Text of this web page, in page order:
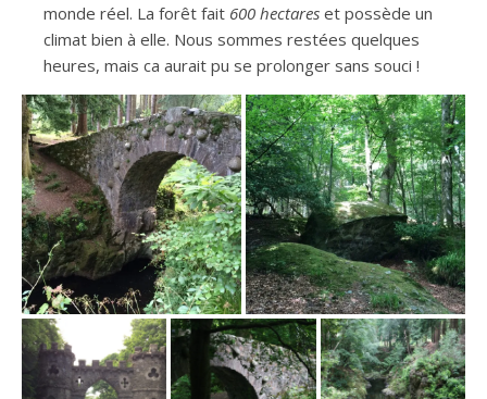
monde réel. La forêt fait 600 hectares et possède un
climat bien à elle. Nous sommes restées quelques
heures, mais ca aurait pu se prolonger sans souci !